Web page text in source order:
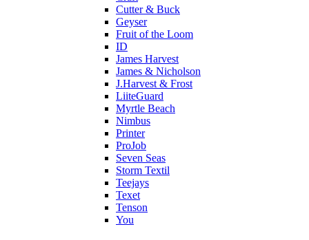
Cutter & Buck
Geyser
Fruit of the Loom
ID
James Harvest
James & Nicholson
J.Harvest & Frost
LiiteGuard
Myrtle Beach
Nimbus
Printer
ProJob
Seven Seas
Storm Textil
Teejays
Texet
Tenson
You